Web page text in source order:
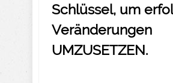
Schlüssel, um
Veränderungen
UMZUSETZEN.